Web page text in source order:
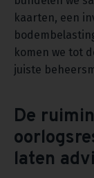
kaarten, een
komen we tot
juiste
De
laten